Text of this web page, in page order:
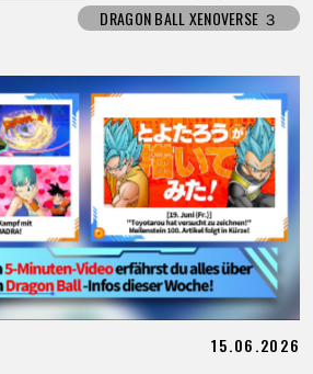
DRAGON BALL XENOVERSE ３
15.06.2026